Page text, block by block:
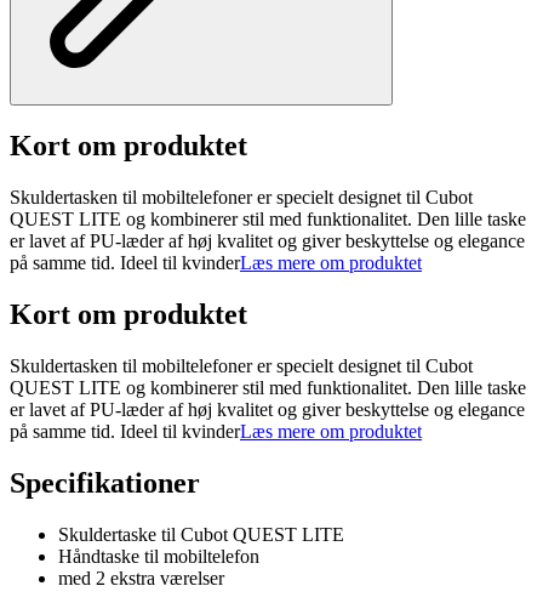
Kort om produktet
Skuldertasken til mobiltelefoner er specielt designet til Cubot
QUEST LITE og kombinerer stil med funktionalitet. Den lille taske
er lavet af PU-læder af høj kvalitet og giver beskyttelse og elegance
på samme tid. Ideel til kvinderLæs mere om produktet
Kort om produktet
Skuldertasken til mobiltelefoner er specielt designet til Cubot
QUEST LITE og kombinerer stil med funktionalitet. Den lille taske
er lavet af PU-læder af høj kvalitet og giver beskyttelse og elegance
på samme tid. Ideel til kvinderLæs mere om produktet
Specifikationer
Skuldertaske til Cubot QUEST LITE
Håndtaske til mobiltelefon
med 2 ekstra værelser